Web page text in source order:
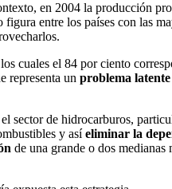
en 2004 la producción
entre los países con las
cuales el 84 por ciento
representa un problema
sector de hidrocarburos,
y así eliminar la
de una grande o dos medianas